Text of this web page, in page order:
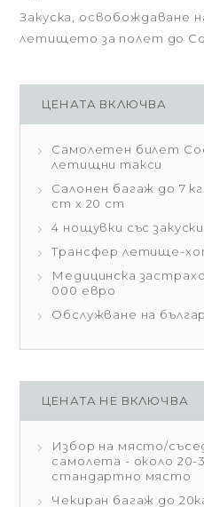
Закуска, освобождаване
летището за полет до
ЦЕНАТА ВКЛЮЧВА
Самолетен билет
летищни такси
Салонен багаж до 7
cm x 20 cm
4 нощувки със закуски
Трансфер летище-
Медицинска
000 евро
Обслужване на
ЦЕНАТА НЕ ВКЛЮЧВА
Избор на място/
самолета - около 20-
стандартно място
Чекиран багаж до